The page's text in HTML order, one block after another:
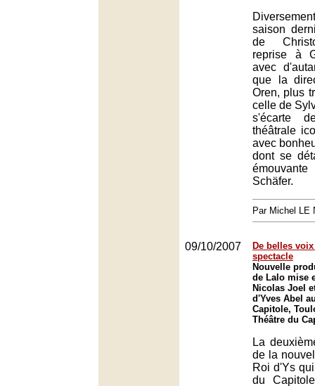
saison
de
reprise à
avec
que la
Oren, plus
celle de
s'écarte
théâtrale
avec
dont se
Schäfer.
Par Michel LE
09/10/2007
De belles
spectacle
Nouvelle
de Lalo mise
Nicolas Joel
d'Yves Abel
Capitole,
Théâtre du
La
de la
Roi d'Ys
du